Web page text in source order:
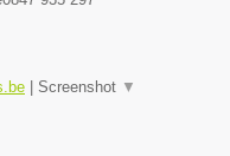
| Screenshot ▼